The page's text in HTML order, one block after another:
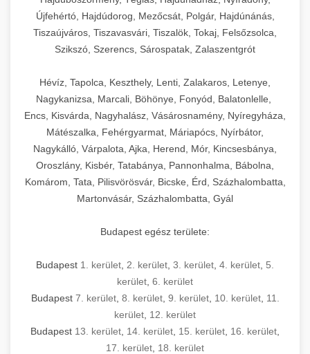
Újfehértó, Hajdúdorog, Mezőcsát, Polgár, Hajdúnánás,
Tiszaújváros, Tiszavasvári, Tiszalök, Tokaj, Felsőzsolca,
Szikszó, Szerencs, Sárospatak, Zalaszentgrót
Hévíz, Tapolca, Keszthely, Lenti, Zalakaros, Letenye,
Nagykanizsa, Marcali, Böhönye, Fonyód, Balatonlelle,
Encs, Kisvárda, Nagyhalász, Vásárosnamény, Nyíregyháza,
Mátészalka, Fehérgyarmat, Máriapócs, Nyírbátor,
Nagykálló, Várpalota, Ajka, Herend, Mór, Kincsesbánya,
Oroszlány, Kisbér, Tatabánya, Pannonhalma, Bábolna,
Komárom, Tata, Pilisvörösvár, Bicske, Érd, Százhalombatta,
Martonvásár, Százhalombatta, Gyál
Budapest egész területe:
Budapest 1. kerület 2. kerület 3. kerület 4. kerület 5.
kerület 6. kerület
Budapest 7. kerület, 8. kerület, 9. kerület, 10. kerület, 11.
kerület 12. kerület
Budapest 13. kerület 14. kerület 15. kerület 16. kerület
17. kerület 18. kerület